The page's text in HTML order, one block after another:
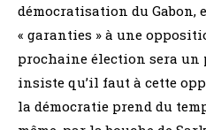
démocratisation du Gabon,
« garanties » à une
prochaine élection sera un
insiste qu’il faut à cette
la démocratie prend du